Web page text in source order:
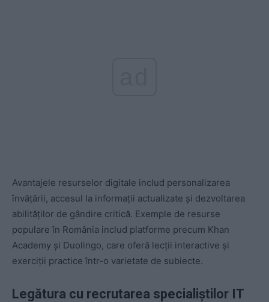
Avantajele resurselor digitale includ personalizarea
învățării, accesul la informații actualizate și dezvoltarea
abilităților de gândire critică. Exemple de resurse
populare în România includ platforme precum Khan
Academy și Duolingo, care oferă lecții interactive și
exerciții practice într-o varietate de subiecte.
Legătura cu recrutarea specialiștilor IT